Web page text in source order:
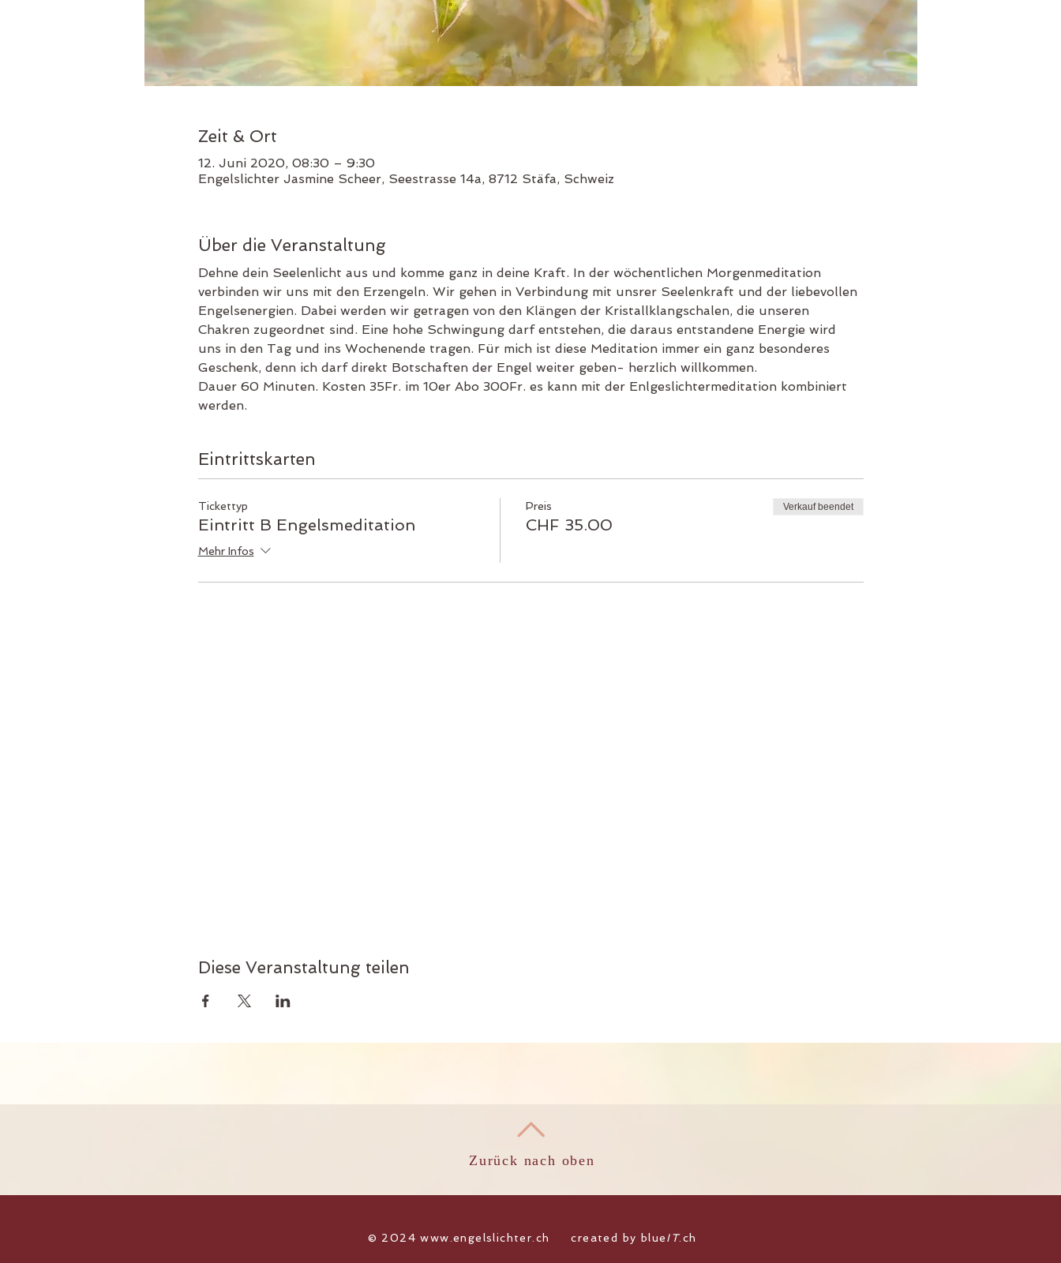
Zeit & Ort
12. Juni 2020, 08:30 – 9:30
Engelslichter Jasmine Scheer, Seestrasse 14a, 8712 Stäfa, Schweiz
Über die Veranstaltung
Dehne dein Seelenlicht aus und komme ganz in deine Kraft. In der wöchentlichen Morgenmeditation
verbinden wir uns mit den Erzengeln. Wir gehen in Verbindung mit unsrer Seelenkraft und der liebevollen
Engelsenergien. Dabei werden wir getragen von den Klängen der Kristallklangschalen, die unseren
Chakren zugeordnet sind. Eine hohe Schwingung darf entstehen, die daraus entstandene Energie wird
uns in den Tag und ins Wochenende tragen. Für mich ist diese Meditation immer ein ganz besonderes
Geschenk, denn ich darf direkt Botschaften der Engel weiter geben- herzlich willkommen.
Dauer 60 Minuten. Kosten 35Fr. im 10er Abo 300Fr. es kann mit der Enlgeslichtermeditation kombiniert
werden.
Eintrittskarten
Tickettyp
Eintritt B Engelsmeditation
Mehr Infos
Preis
CHF 35.00
Verkauf beendet
Diese Veranstaltung teilen
Zurück nach oben
​© 2024www.engelslichter.ch created by blueIT.ch